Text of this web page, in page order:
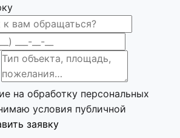
на обработку персональных
условия публичной
заявку